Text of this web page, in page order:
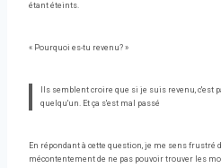
étant éteints.
« Pourquoi es-tu revenu? »
Ils semblent croire que si je suis revenu, c'est
quelqu'un. Et ça s'est mal passé
En répondant à cette question, je me sens frustré
mécontentement de ne pas pouvoir trouver les